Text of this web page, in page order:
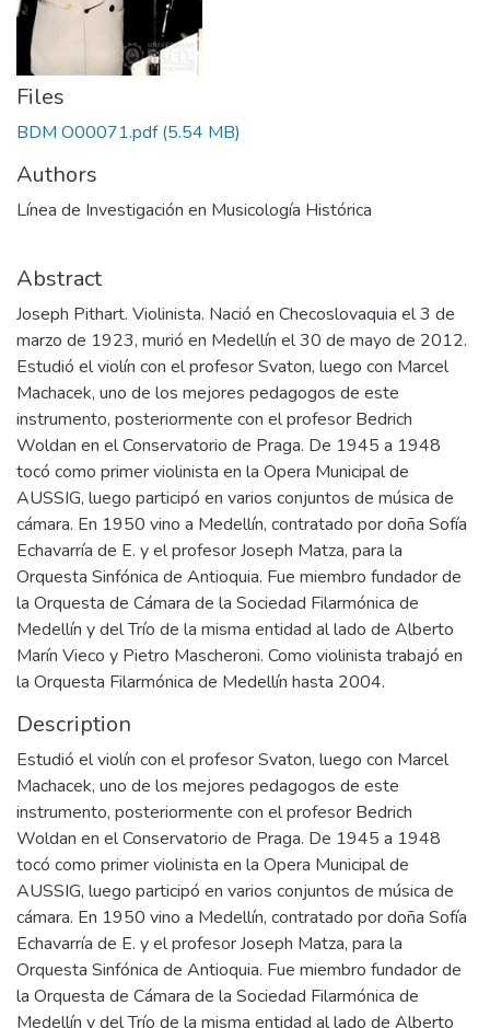
Files
BDM O00071.pdf(5.54 MB)
Authors
Línea de Investigación en Musicología Histórica
Abstract
Joseph Pithart. Violinista. Nació en Checoslovaquia el 3 de
marzo de 1923, murió en Medellín el 30 de mayo de 2012.
Estudió el violín con el profesor Svaton, luego con Marcel
Machacek, uno de los mejores pedagogos de este
instrumento, posteriormente con el profesor Bedrich
Woldan en el Conservatorio de Praga. De 1945 a 1948
tocó como primer violinista en la Opera Municipal de
AUSSIG, luego participó en varios conjuntos de música de
cámara. En 1950 vino a Medellín, contratado por doña Sofía
Echavarría de E. y el profesor Joseph Matza, para la
Orquesta Sinfónica de Antioquia. Fue miembro fundador de
la Orquesta de Cámara de la Sociedad Filarmónica de
Medellín y del Trío de la misma entidad al lado de Alberto
Marín Vieco y Pietro Mascheroni. Como violinista trabajó en
la Orquesta Filarmónica de Medellín hasta 2004.
Description
Estudió el violín con el profesor Svaton, luego con Marcel
Machacek, uno de los mejores pedagogos de este
instrumento, posteriormente con el profesor Bedrich
Woldan en el Conservatorio de Praga. De 1945 a 1948
tocó como primer violinista en la Opera Municipal de
AUSSIG, luego participó en varios conjuntos de música de
cámara. En 1950 vino a Medellín, contratado por doña Sofía
Echavarría de E. y el profesor Joseph Matza, para la
Orquesta Sinfónica de Antioquia. Fue miembro fundador de
la Orquesta de Cámara de la Sociedad Filarmónica de
Medellín y del Trío de la misma entidad al lado de Alberto